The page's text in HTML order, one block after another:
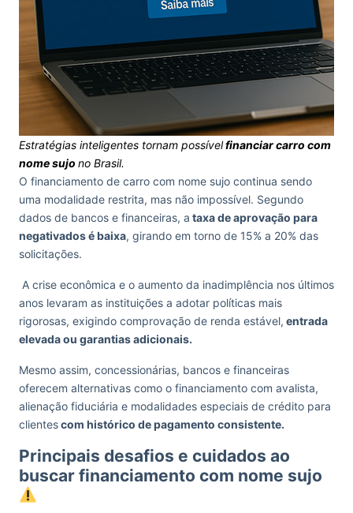
Estratégias inteligentes tornam possívelfinanciar carro com
nome sujo no Brasil.
O financiamento de carro com nome sujo continua sendo
uma modalidade restrita, mas não impossível. Segundo
dados de bancos e financeiras, a taxa de aprovação para
negativados é baixa, girando em torno de 15% a 20% das
solicitações.
A crise econômica e o aumento da inadimplência nos últimos
anos levaram as instituições a adotar políticas mais
rigorosas, exigindo comprovação de renda estável, entrada
elevada ou garantias adicionais.
Mesmo assim, concessionárias, bancos e financeiras
oferecem alternativas como o financiamento com avalista,
alienação fiduciária e modalidades especiais de crédito para
clientescom histórico de pagamento consistente.
Principais desafios e cuidados ao
buscar financiamento com nome sujo